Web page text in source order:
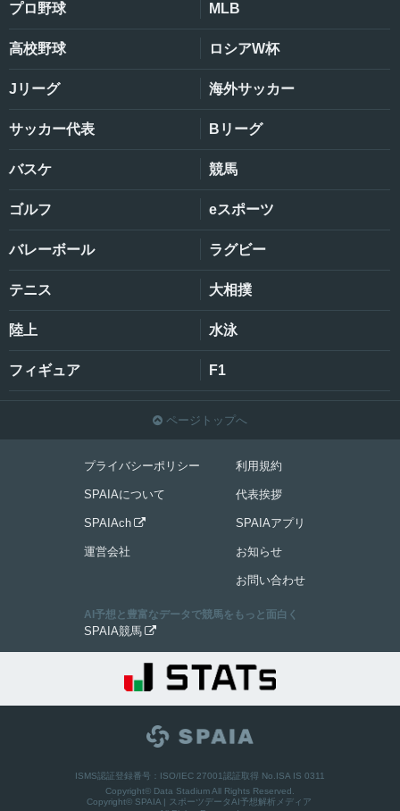
プロ野球 MLB
高校野球 ロシアW杯
Jリーグ 海外サッカー
サッカー代表 Bリーグ
バスケ 競馬
ゴルフ eスポーツ
バレーボール ラグビー
テニス 大相撲
陸上 水泳
フィギュア F1
 ページトップへ
プライバシーポリシー
SPAIAについて
SPAIAch 
運営会社
利用規約
代表挨拶
SPAIAアプリ
お知らせ
お問い合わせ
AI予想と豊富なデータで競馬をもっと面白く
SPAIA競馬 
ISMS認証登録番号：ISO/IEC 27001認証取得 No.ISA IS 0311
Copyright© Data Stadium All Rights Reserved.
Copyright© SPAIA | スポーツデータAI予想解析メディア